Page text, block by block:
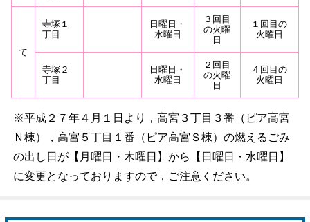
て
寺塚１
丁目
日曜日・
水曜日
３回目
の火曜
日
１回目の
火曜日
寺塚２
丁目
日曜日・
水曜日
２回目
の火曜
日
４回目の
火曜日
※平成２７年４月１日より，高宮３丁目３番（ピア高宮
Ｎ棟），高宮５丁目１番（ピア高宮Ｓ棟）の燃えるごみ
の出し日が【月曜日・木曜日】から【日曜日・水曜日】
に変更となっておりますので，ご注意ください。